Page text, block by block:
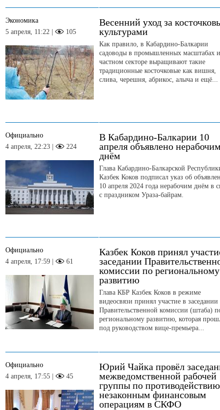
Экономика
5 апреля, 11:22 |
105
Весенний уход за
культурами
Как правило, в Кабардино-Балкарии
садоводы в промышленных масштабах
частном секторе выращивают такие
традиционные косточковые как вишня,
слива, черешня, абрикос, алыча и ещё...
Официально
4 апреля, 22:23 |
224
В Кабардино-Балкарии 10
апреля объявлено
днём
Глава Кабардино-Балкарской
Казбек Коков подписал указ об
10 апреля 2024 года нерабочим днём в
с праздником Ураза-байрам.
Официально
4 апреля, 17:59 |
61
Казбек Коков принял
заседании
комиссии по региональному
развитию
Глава КБР Казбек Коков в режиме
видеосвязи принял участие в заседании
Правительственной комиссии (штаба)
региональному развитию, которая
под руководством вице-премьера...
Официально
4 апреля, 17:55 |
45
Юрий Чайка провёл
межведомственной рабочей
группы по противодействию
незаконным финансовым
операциям в СКФО